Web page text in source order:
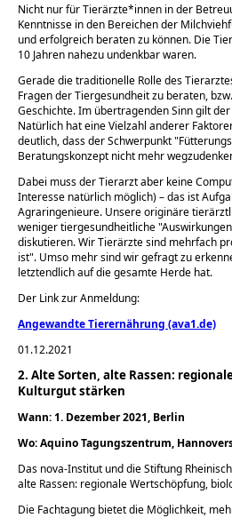
Nicht nur für Tierärzte*innen in der
Kenntnisse in den Bereichen der
und erfolgreich beraten zu können. Die
10 Jahren nahezu undenkbar waren.
Gerade die traditionelle Rolle des
Fragen der Tiergesundheit zu beraten,
Geschichte. Im übertragenden Sinn gilt der
Natürlich hat eine Vielzahl anderer
deutlich, dass der Schwerpunkt
Beratungskonzept nicht mehr
Dabei muss der Tierarzt aber keine
Interesse natürlich möglich) – das ist
Agraringenieure. Unsere originäre
weniger tiergesundheitliche Auswirkungen
diskutieren. Wir Tierärzte sind mehrfach
ist . Umso mehr sind wir gefragt zu
letztendlich auf die gesamte Herde hat.
Der Link zur Anmeldung:
Angewandte Tierernährung (ava1.de)
01.12.2021
2. Alte Sorten, alte Rassen:
Kulturgut stärken
Wann: 1. Dezember 2021, Berlin
Wo: Aquino Tagungszentrum,
Das nova-Institut und die Stiftung
alte Rassen: regionale Wertschöpfung,
Die Fachtagung bietet die Möglichkeit,